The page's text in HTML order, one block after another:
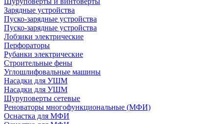
Зарядные устройства
Пуско-зарядные устройства
Пуско-зарядные устройства
Лобзики электрические
Перфораторы
Рубанки электрические
Строительные фены
Углошлифовальные машины
Насадки для УШМ
Насадки для УШМ
Шуруповерты сетевые
Реноваторы многофункциональные (МФИ)
Оснастка для МФИ